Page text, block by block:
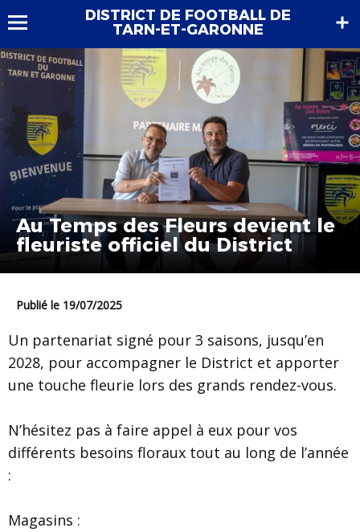
DISTRICT DE FOOTBALL DE
TARN-ET-GARONNE
Au Temps des Fleurs devient le
fleuriste officiel du District
Publié le 19/07/2025
Un partenariat signé pour 3 saisons, jusqu’en
2028, pour accompagner le District et apporter
une touche fleurie lors des grands rendez-vous.
N’hésitez pas à faire appel à eux pour vos
différents besoins floraux tout au long de l’année
:
Magasins :